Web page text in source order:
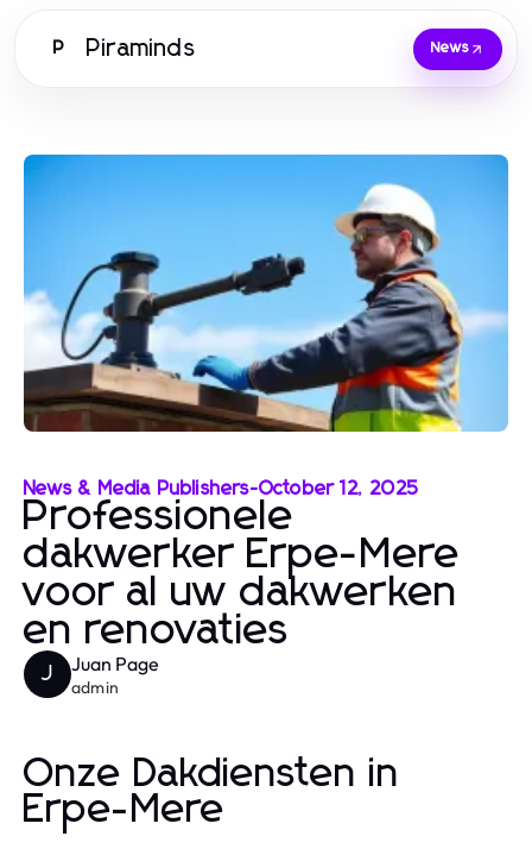
P Piraminds News
News & Media Publishers-October 12, 2025
Professionele
dakwerker Erpe-Mere
voor al uw dakwerken
en renovaties
J Juan Page
admin
Onze Dakdiensten in
Erpe-Mere